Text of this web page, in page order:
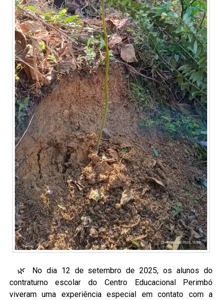
🌿 No dia 12 de setembro de 2025, os alunos do
contraturno escolar do Centro Educacional Perimbó
viveram uma experiência especial em contato com a